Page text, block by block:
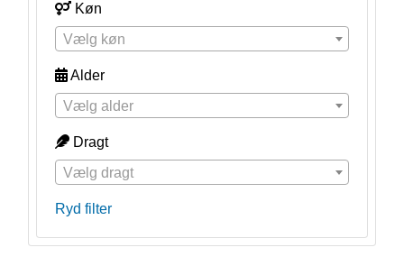
Køn
Vælg køn
Alder
Vælg alder
Dragt
Vælg dragt
Ryd filter